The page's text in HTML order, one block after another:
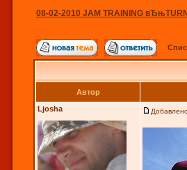
08-02-2010 JAM TRAINING
Автор
Ljosha